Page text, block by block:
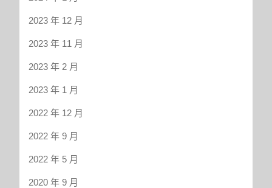
2023 年 12 月
2023 年 11 月
2023 年 2 月
2023 年 1 月
2022 年 12 月
2022 年 9 月
2022 年 5 月
2020 年 9 月